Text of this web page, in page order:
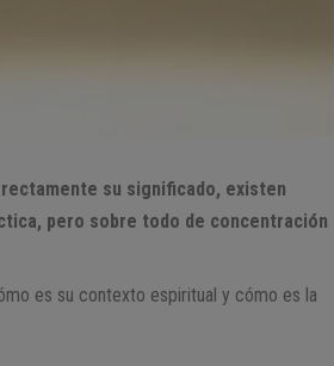
su significado, existen
pero sobre todo de concentración
es su contexto espiritual y cómo es la